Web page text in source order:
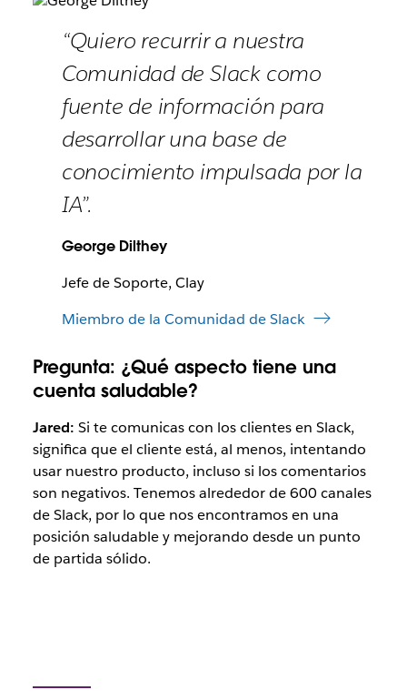
“Quiero recurrir a nuestra
Comunidad de Slack como
fuente de información para
desarrollar una base de
conocimiento impulsada por la
IA”.
George Dilthey
Jefe de Soporte, Clay
Miembro de la Comunidad de Slack
Pregunta: ¿Qué aspecto tiene una
cuenta saludable?
Jared: Si te comunicas con los clientes en Slack,
significa que el cliente está, al menos, intentando
usar nuestro producto, incluso si los comentarios
son negativos. Tenemos alrededor de 600 canales
de Slack, por lo que nos encontramos en una
posición saludable y mejorando desde un punto
de partida sólido.